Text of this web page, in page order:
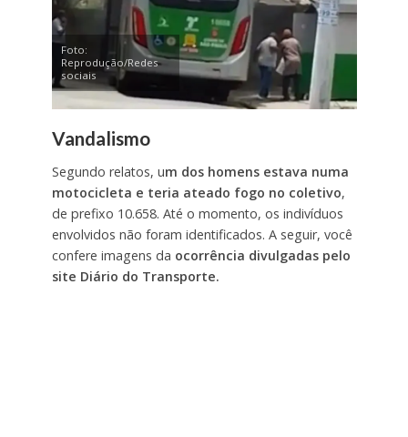
Foto:
Reprodução/Redes
sociais
Vandalismo
Segundo relatos, um dos homens estava numa
motocicleta e teria ateado fogo no coletivo,
de prefixo 10.658. Até o momento, os indivíduos
envolvidos não foram identificados. A seguir, você
confere imagens da ocorrência divulgadas pelo
site Diário do Transporte.